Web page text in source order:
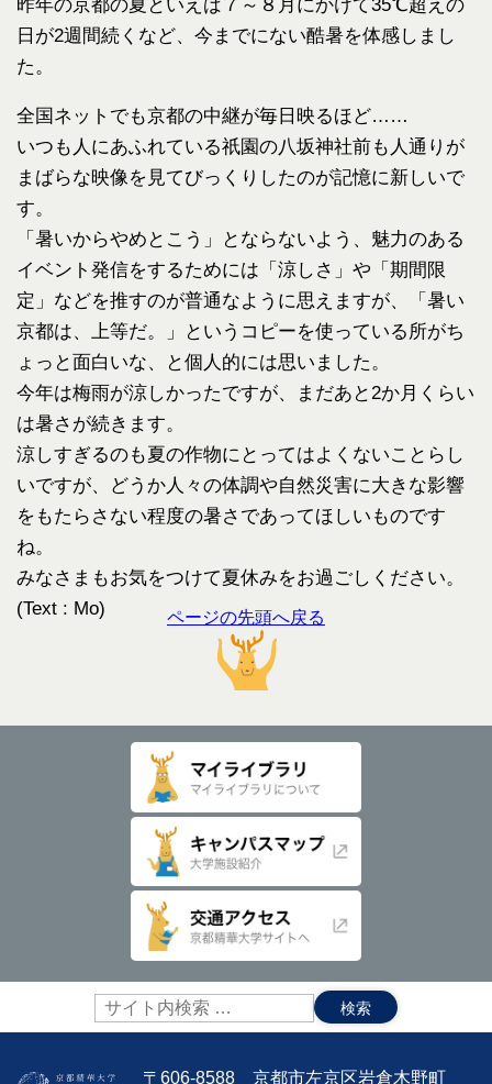
昨年の京都の夏といえば７～８月にかけて35℃超えの
日が2週間続くなど、今までにない酷暑を体感しまし
た。
全国ネットでも京都の中継が毎日映るほど……
いつも人にあふれている祇園の八坂神社前も人通りが
まばらな映像 を見てびっくりしたのが記憶に新しいで
す。
「暑いからやめとこう」とならないよう、 魅力のある
イベント発信をするためには「涼しさ」や「期間限
定」 などを推すのが普通なように思えますが、「暑い
京都は、上等だ。
」というコピーを使っている所がち
ょっと面白いな、
と個人的には思いました。
今年は梅雨が涼しかったですが、
まだあと2か月くらい
は暑さが続きます。
涼しすぎるのも夏の作物にとってはよくないことらし
いですが、
どうか人々の体調や自然災害に大きな影響
をもたらさない程度の暑さであってほしいものです
ね。
みなさまもお気をつけて夏休みをお過ごしください。
(Text : Mo)
ページの先頭へ戻る
サ
イ
ト
〒606-8588 京都市左京区岩倉木野町